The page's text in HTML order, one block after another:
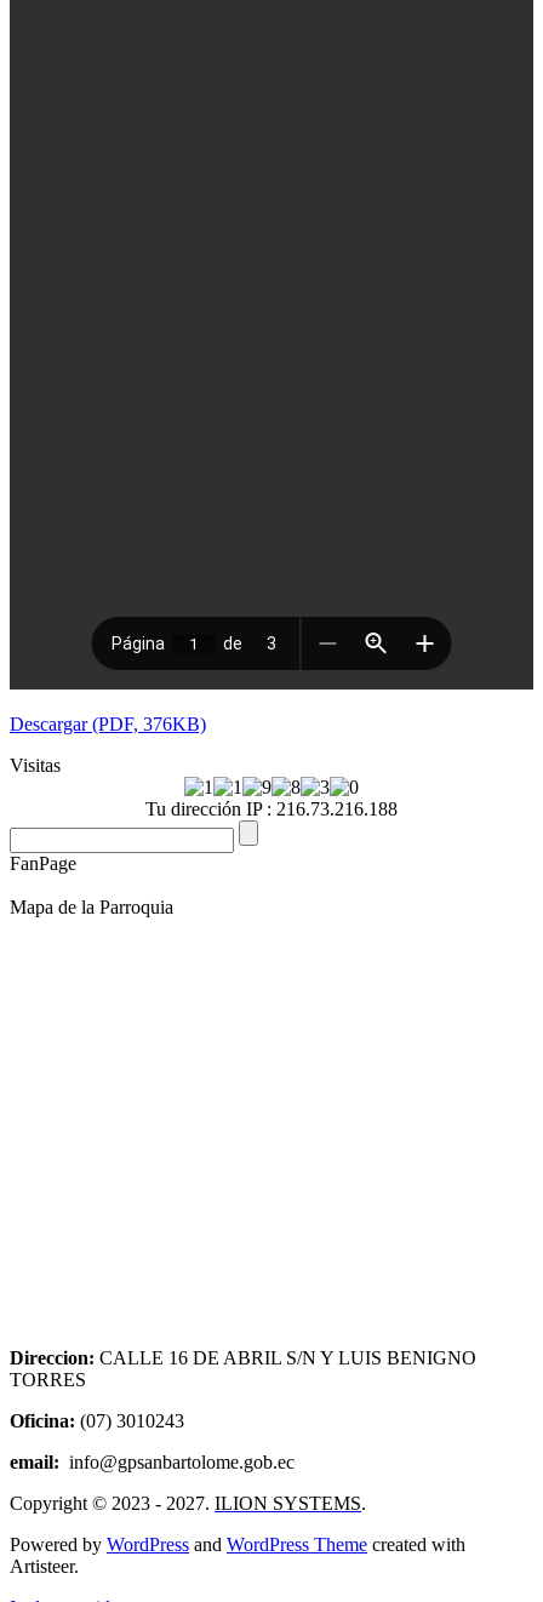
Descargar (PDF, 376KB)
Visitas
Tu dirección IP : 216.73.216.188
FanPage
Mapa de la Parroquia
Direccion: CALLE 16 DE ABRIL S/N Y LUIS BENIGNO
TORRES
Oficina: (07) 3010243
email: info@gpsanbartolome.gob.ec
Copyright © 2023 - 2027. ILION SYSTEMS.
Powered by WordPress and WordPress Theme created with
Artisteer.